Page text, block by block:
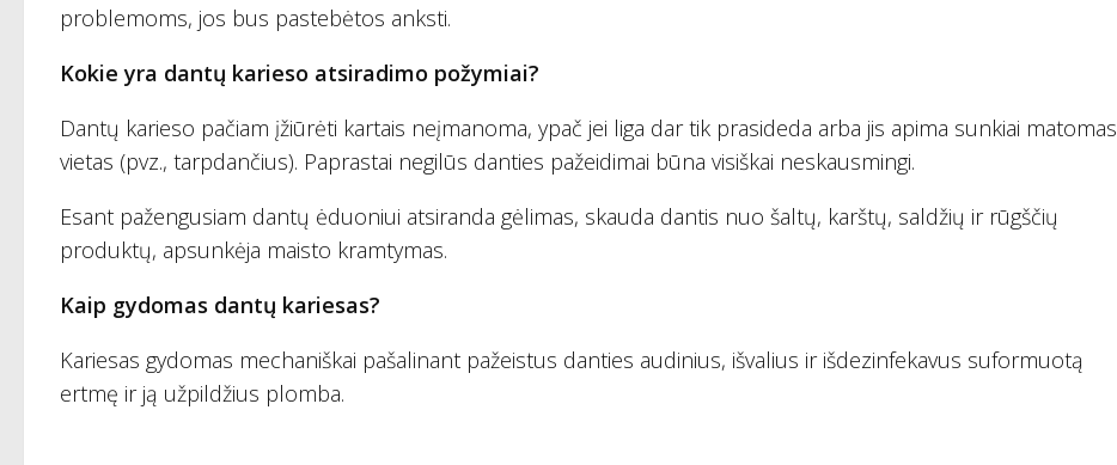
problemoms, jos bus pastebėtos anksti.
Kokie yra dantų karieso atsiradimo požymiai?
Dantų karieso pačiam įžiūrėti kartais neįmanoma, ypač jei liga dar tik prasideda arba jis apima sunkiai matomas
vietas (pvz., tarpdančius). Paprastai negilūs danties pažeidimai būna visiškai neskausmingi.
Esant pažengusiam dantų ėduoniui atsiranda gėlimas, skauda dantis nuo šaltų, karštų, saldžių ir rūgščių
produktų, apsunkėja maisto kramtymas.
Kaip gydomas dantų kariesas?
Kariesas gydomas mechaniškai pašalinant pažeistus danties audinius, išvalius ir išdezinfekavus suformuotą
ertmę ir ją užpildžius plomba.